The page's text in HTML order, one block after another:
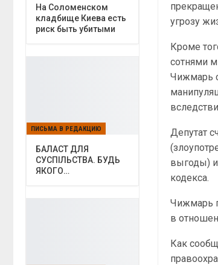
угрозу
Кроме
сотнями
Чижмарь
Депутат
выгоды) и
кодекса.
Чижмарь
в
Как
На Соломенском
кладбище Киева есть
риск быть убитыми
ПИСЬМА В РЕДАКЦИЮ
БАЛАСТ ДЛЯ
СУСПІЛЬСТВА. БУДЬ
ЯКОГО…